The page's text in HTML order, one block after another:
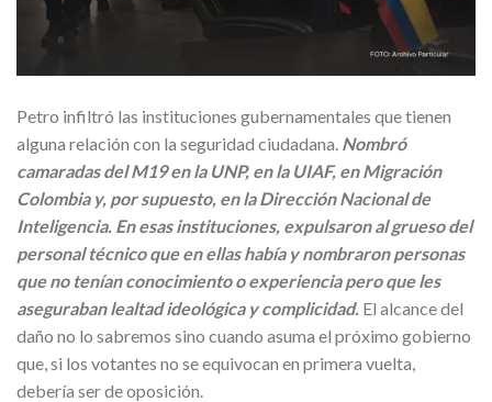
Petro infiltró las instituciones gubernamentales que tienen
alguna relación con la seguridad ciudadana. Nombró
camaradas del M19 en la UNP, en la UIAF, en Migración
Colombia y, por supuesto, en la Dirección Nacional de
Inteligencia. En esas instituciones, expulsaron al grueso del
personal técnico que en ellas había y nombraron personas
que no tenían conocimiento o experiencia pero que les
aseguraban lealtad ideológica y complicidad. El alcance del
daño no lo sabremos sino cuando asuma el próximo gobierno
que, si los votantes no se equivocan en primera vuelta,
debería ser de oposición.